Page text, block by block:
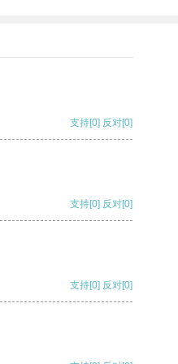
支持[0] 反对[0]
支持[0] 反对[0]
支持[0] 反对[0]